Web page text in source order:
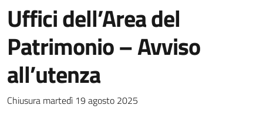
Uffici dell’Area del
Patrimonio – Avviso
all’utenza
Dettagli della notizia
Chiusura martedì 19 agosto 2025